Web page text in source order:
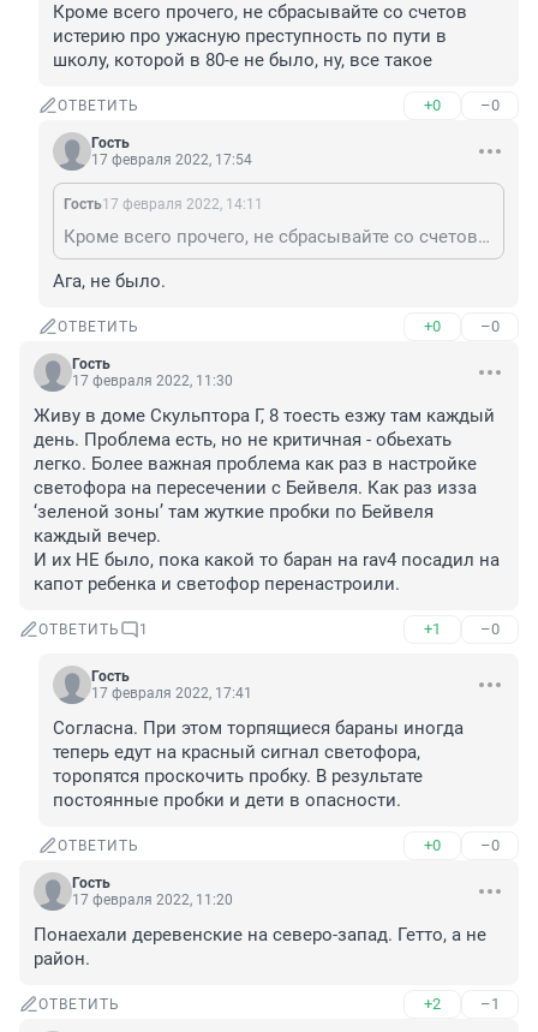
Кроме всего прочего, не сбрасывайте со счетов
истерию про ужасную преступность по пути в
школу, которой в 80-е не было, ну, все такое
ОТВЕТИТЬ +0 –0
Гость
17 февраля 2022, 17:54
Гость17 февраля 2022, 14:11
Кроме всего прочего, не сбрасывайте со счетов истерию про ужасную преступность по пути в школу, которой в 80-е не было, ну, все такое
Ага, не было.
ОТВЕТИТЬ +0 –0
Гость
17 февраля 2022, 11:30
Живу в доме Скульптора Г, 8 тоесть езжу там каждый
день. Проблема есть, но не критичная - обьехать
легко. Более важная проблема как раз в настройке
светофора на пересечении с Бейвеля. Как раз изза
‘зеленой зоны’ там жуткие пробки по Бейвеля
каждый вечер.
И их НЕ было, пока какой то баран на rav4 посадил на
капот ребенка и светофор перенастроили.
ОТВЕТИТЬ 1 +1 –0
Гость
17 февраля 2022, 17:41
Согласна. При этом торпящиеся бараны иногда
теперь едут на красный сигнал светофора,
торопятся проскочить пробку. В результате
постоянные пробки и дети в опасности.
ОТВЕТИТЬ +0 –0
Гость
17 февраля 2022, 11:20
Понаехали деревенские на северо-запад. Гетто, а не
район.
ОТВЕТИТЬ +2 –1